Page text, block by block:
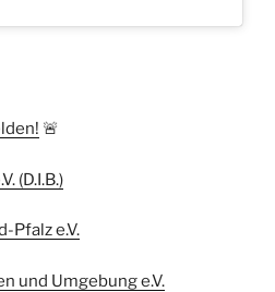
🚨
(D.I.B.)
Pfalz e.V.
und Umgebung e.V.